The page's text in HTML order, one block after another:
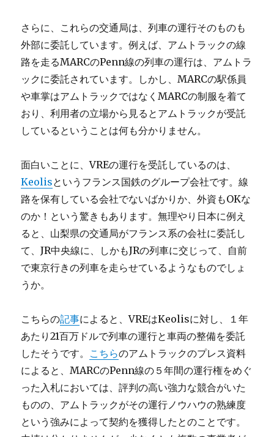
さらに、これらの交通局は、列車の運行そのものも
外部に委託しています。例えば、アムトラックの線
路を走るMARCのPenn線の列車の運行は、アムトラ
ックに委託されています。しかし、MARCの駅係員
や車掌はアムトラックではなくMARCの制服を着て
おり、利用者の立場から見るとアムトラックが受託
しているということは何も分かりません。
面白いことに、VREの運行を受託しているのは、
Keolisというフランス国鉄のグループ会社です。線
路を保有している会社でないばかりか、外資もOKな
のか！という驚きもあります。無理やり日本に例え
ると、山梨県の交通局がフランス系の会社に委託し
て、JR中央線に、しかもJRの列車に交じって、自前
で東京行きの列車を走らせているようなものでしょ
うか。
こちらの記事によると、VREはKeolisに対し、１年
あたり21百万ドルで列車の運行と車両の整備を委託
したそうです。 こちらのアムトラックのプレス資料
によると、MARCのPenn線の５年間の運行権をめぐ
った入札においては、評判の高い強力な競合がいた
ものの、アムトラックがその運行ノウハウの熟練度
という強みによって契約を獲得したとのことです。